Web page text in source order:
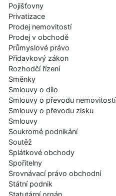
Pojišťovny
Privatizace
Prodej nemovitostí
Prodej v obchodě
Průmyslové právo
Přídavkový zákon
Rozhodčí řízení
Směnky
Smlouvy o dílo
Smlouvy o převodu nemovitostí
Smlouvy o převodu zisku
Smlouvy
Soukromé podnikání
Soutěž
Splátkové obchody
Spořitelny
Srovnávací právo obchodní
Státní podnik
Statutární orgán